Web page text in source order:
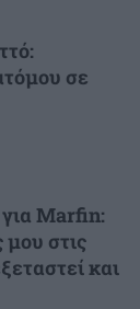
σε
Marfin:
μου στις
και